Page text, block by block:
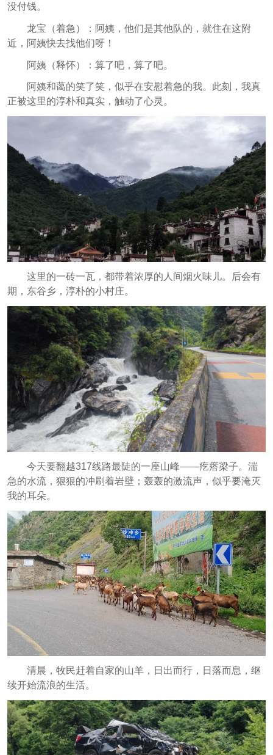
没付钱。
龙宝（着急）：阿姨，他们是其他队的，就住在这附
近，阿姨快去找他们呀！
阿姨（释怀）：算了吧，算了吧。
阿姨和蔼的笑了笑，似乎在安慰着急的我。此刻，我真
正被这里的淳朴和真实，触动了心灵。
这里的一砖一瓦，都带着浓厚的人间烟火味儿。后会有
期，东谷乡，淳朴的小村庄。
今天要翻越317线路最陡的一座山峰——疙瘩梁子。湍
急的水流，狠狠的冲刷着岩壁；轰轰的激流声，似乎要淹灭
我的耳朵。
清晨，牧民赶着自家的山羊，日出而行，日落而息，继
续开始流浪的生活。